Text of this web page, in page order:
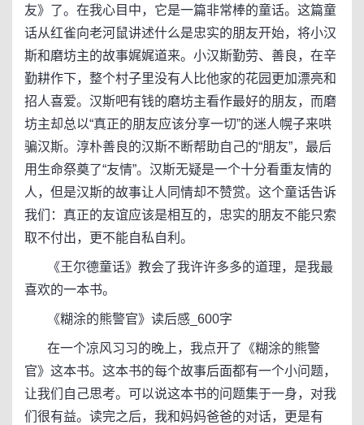
友》了。在我心目中，它是一篇非常棒的童话。这篇童
话从红雀向老河鼠讲述什么是忠实的朋友开始，将小汉
斯和磨坊主的故事娓娓道来。小汉斯勤劳、善良，在辛
勤耕作下，整个村子里没有人比他家的花园更加漂亮和
招人喜爱。汉斯吧有钱的磨坊主看作最好的朋友，而磨
坊主却总以“真正的朋友应该分享一切”的迷人幌子来哄
骗汉斯。淳朴善良的汉斯不断帮助自己的“朋友”，最后
用生命祭奠了“友情”。汉斯无疑是一个十分看重友情的
人，但是汉斯的故事让人同情却不赞赏。这个童话告诉
我们：真正的友谊应该是相互的，忠实的朋友不能只索
取不付出，更不能自私自利。
《王尔德童话》教会了我许许多多的道理，是我最
喜欢的一本书。
《糊涂的熊警官》读后感_600字
在一个凉风习习的晚上，我点开了《糊涂的熊警
官》这本书。这本书的每个故事后面都有一个小问题，
让我们自己思考。可以说这本书的问题集于一身，对我
们很有益。读完之后，我和妈妈爸爸的对话，更是有